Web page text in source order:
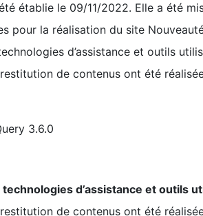
établie le 09/11/2022. Elle a été
pour la réalisation du site
d’assistance et outils
de contenus ont été
3.6.0
d’assistance et outils
de contenus ont été